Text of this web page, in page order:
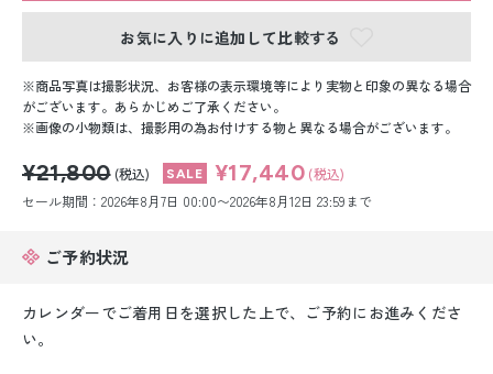
白無垢&紋付袴レンタル
引き振袖レンタル
小物販売品
お気に入りに追加して比較する
商品写真は撮影状況、お客様の表示環境等により実物と印象の異なる場合
がございます。あらかじめご了承ください。
画像の小物類は、撮影用の為お付けする物と異なる場合がございます。
¥21,800 (税込) ¥17,440 (税込)
セール期間：2026年8月7日 00:00〜2026年8月12日 23:59まで
ご予約状況
カレンダーでご着用日を選択した上で、ご予約にお進みくださ
い。